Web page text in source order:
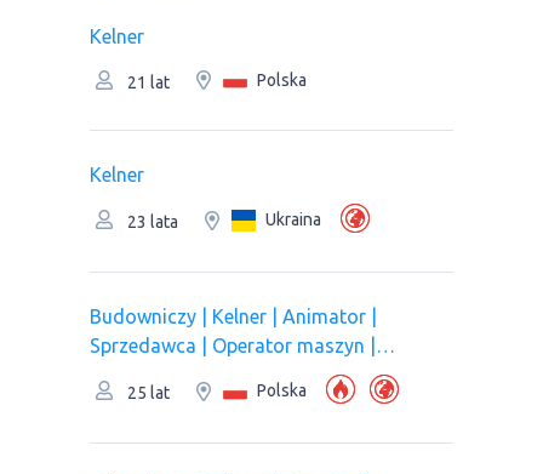
Kelner
21 lat Polska
Kelner
23 lata Ukraina
Budowniczy | Kelner | Animator |
Sprzedawca | Operator maszyn |
Рracownik magazynu | Operator
komputera
25 lat Polska